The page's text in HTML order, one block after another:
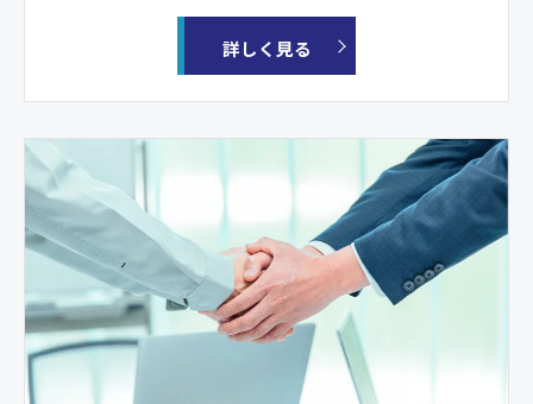
詳しく見る